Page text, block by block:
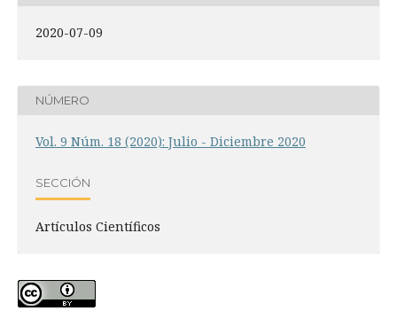
2020-07-09
NÚMERO
Vol. 9 Núm. 18 (2020): Julio - Diciembre 2020
SECCIÓN
Artículos Científicos